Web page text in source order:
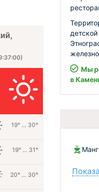
Мы
в
)
19° … 30°
19° … 31°
20° … 30°